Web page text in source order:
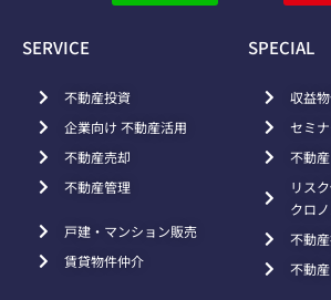
SERVICE
不動産投資
企業向け 不動産活用
不動産売却
不動産管理
戸建・マンション販売
賃貸物件仲介
SPECIAL
収益
セミ
不動
リス
クロ
不動
不動